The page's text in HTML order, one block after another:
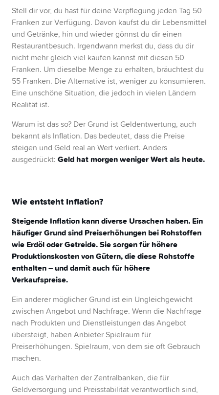
reinvestierte ETFs.
Langfristige Rendite:Der Aktienmarkt wirft
über die Jahre 6-9% Rendite ab, also fang früh
an und bleib dran.
Diversifikation ist Trumpf:Streue dein Risiko,
setze nicht alles auf eine Karte.
Klein anfangen:Dank «Fractional Trading»
investierst du bei Yuh schon ab 10 Franken.
Core-Satellite-Strategie:
(Satelliten) für einen ausgewogenen Mix.
Stell dir vor, du hast für deine Verpflegung jeden Tag 50
Franken zur Verfügung. Davon kaufst du dir Lebensmittel
und Getränke, hin und wieder gönnst du dir einen
Restaurantbesuch. Irgendwann merkst du, dass du dir
nicht mehr gleich viel kaufen kannst mit diesen 50
Franken. Um dieselbe Menge zu erhalten, bräuchtest du
55 Franken. Die Alternative ist, weniger zu konsumieren.
Eine unschöne Situation, die jedoch in vielen Ländern
Realität ist.
Warum ist das so? Der Grund ist Geldentwertung, auch
bekannt als Inflation. Das bedeutet, dass die Preise
steigen und Geld real an Wert verliert. Anders
ausgedrückt: Geld hat morgen weniger Wert als heute.
Wie entsteht Inflation?
Steigende Inflation kann diverse Ursachen haben. Ein
häufiger Grund sind Preiserhöhungen bei Rohstoffen
wie Erdöl oder Getreide. Sie sorgen für höhere
Produktionskosten von Gütern, die diese Rohstoffe
enthalten – und damit auch für höhere
Verkaufspreise.
Ein anderer möglicher Grund ist ein Ungleichgewicht
zwischen Angebot und Nachfrage. Wenn die Nachfrage
nach Produkten und Dienstleistungen das Angebot
übersteigt, haben Anbieter Spielraum für
Preiserhöhungen. Spielraum, von dem sie oft Gebrauch
machen.
Auch das Verhalten der Zentralbanken, die für
Geldversorgung und Preisstabilität verantwortlich sind,